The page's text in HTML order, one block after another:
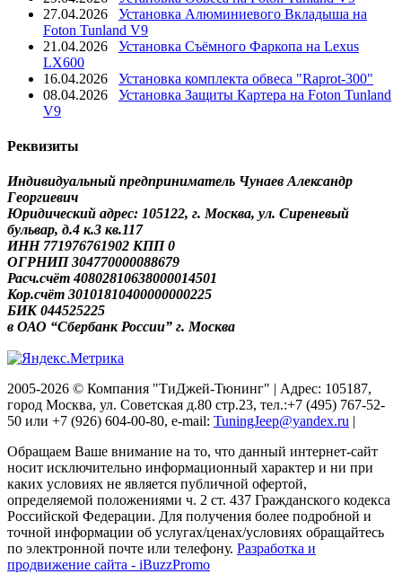
27.04.2026
Установка Алюминиевого Вкладыша на
Foton Tunland V9
21.04.2026
Установка Съёмного Фаркопа на Lexus
LX600
16.04.2026
Установка комплекта обвеса "Raprot-300"
08.04.2026
Установка Защиты Картера на Foton Tunland
V9
Реквизиты
Индивидуальный предприниматель Чунаев Александр
Георгиевич
Юридический адрес: 105122, г. Москва, ул. Сиреневый
бульвар, д.4 к.3 кв.117
ИНН 771976761902 КПП 0
ОГРНИП 304770000088679
Расч.счёт 40802810638000014501
Кор.счёт 30101810400000000225
БИК 044525225
в ОАО “Сбербанк России” г. Москва
2005-2026 © Компания "ТиДжей-Тюнинг" | Адрес: 105187,
город Москва, ул. Советская д.80 стр.23, тел.:+7 (495) 767-52-
50 или +7 (926) 604-00-80, e-mail: TuningJeep@yandex.ru |
Обращаем Ваше внимание на то, что данный интернет-сайт
носит исключительно информационный характер и ни при
каких условиях не является публичной офертой,
определяемой положениями ч. 2 ст. 437 Гражданского кодекса
Российской Федерации. Для получения более подробной и
точной информации об услугах/ценах/условиях обращайтесь
по электронной почте или телефону. Разработка и
продвижение сайта - iBuzzPromo